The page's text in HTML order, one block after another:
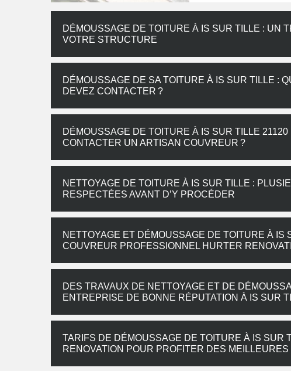
DÉMOUSSAGE DE TOITURE À IS SUR TILLE : UN
VOTRE STRUCTURE
DÉMOUSSAGE DE SA TOITURE À IS SUR TILLE :
DEVEZ CONTACTER ?
DÉMOUSSAGE DE TOITURE À IS SUR TILLE
CONTACTER UN ARTISAN COUVREUR ?
NETTOYAGE DE TOITURE À IS SUR TILLE :
RESPECTÉES AVANT D’Y PROCÉDER
NETTOYAGE ET DÉMOUSSAGE DE TOITURE À IS
COUVREUR PROFESSIONNEL HURTER
DES TRAVAUX DE NETTOYAGE ET DE
ENTREPRISE DE BONNE RÉPUTATION À IS SUR
TARIFS DE DÉMOUSSAGE DE TOITURE À IS SUR
RENOVATION POUR PROFITER DES